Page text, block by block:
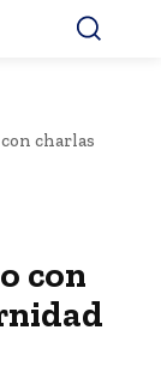
charlas
con